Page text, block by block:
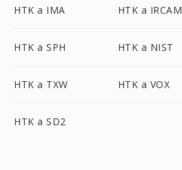
HTK a IMA HTK a IRCAM
HTK a SPH HTK a NIST
HTK a TXW HTK a VOX
HTK a SD2